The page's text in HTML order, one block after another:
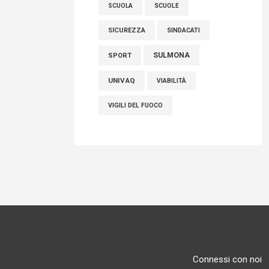
SICUREZZA SINDACATI
SPORT SULMONA
UNIVAQ VIABILITÀ
VIGILI DEL FUOCO
Connessi con noi